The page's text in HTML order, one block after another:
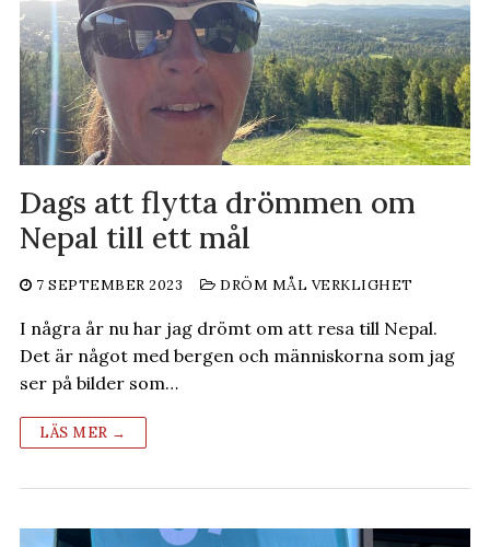
Dags att flytta drömmen om
Nepal till ett mål
7 SEPTEMBER 2023 DRÖM MÅL VERKLIGHET
I några år nu har jag drömt om att resa till Nepal.
Det är något med bergen och människorna som jag
ser på bilder som…
LÄS MER →